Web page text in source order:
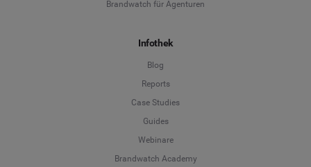
Brandwatch für Agenturen
Infothek
Blog
Reports
Case Studies
Guides
Webinare
Brandwatch Academy